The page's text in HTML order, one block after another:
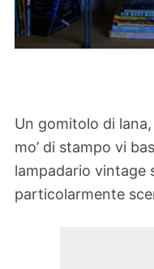
Un gomitolo di
mo’ di stampo vi
lampadario vintage
particolarmente